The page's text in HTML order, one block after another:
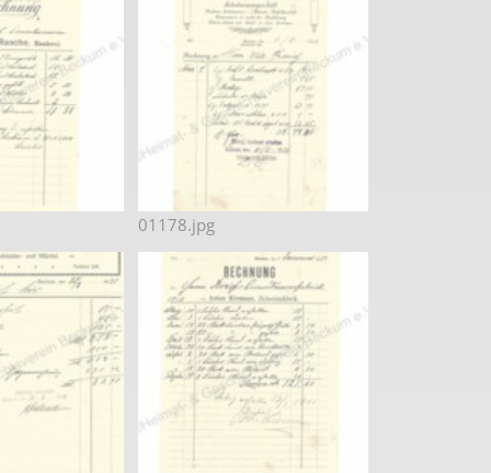
01178.jpg